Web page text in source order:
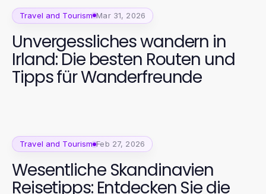
Travel and Tourism Mar 31, 2026
Unvergessliches wandern in
Irland: Die besten Routen und
Tipps für Wanderfreunde
Travel and Tourism Feb 27, 2026
Wesentliche Skandinavien
Reisetipps: Entdecken Sie die